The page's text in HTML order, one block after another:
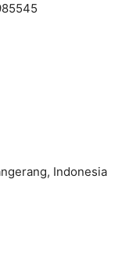
Indonesia